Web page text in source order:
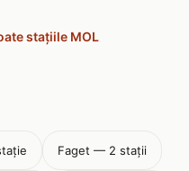
stațiile MOL
Faget — 2 stații